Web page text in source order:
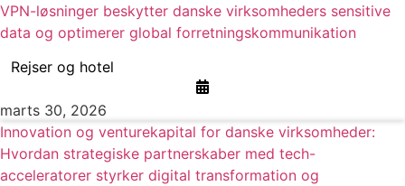
VPN-løsninger beskytter danske virksomheders sensitive
data og optimerer global forretningskommunikation
Rejser og hotel
marts 30, 2026
Innovation og venturekapital for danske virksomheder:
Hvordan strategiske partnerskaber med tech-
acceleratorer styrker digital transformation og